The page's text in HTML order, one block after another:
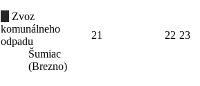
Zvoz
komunálneho
odpadu
Šumiac
(Brezno)
21 22 23